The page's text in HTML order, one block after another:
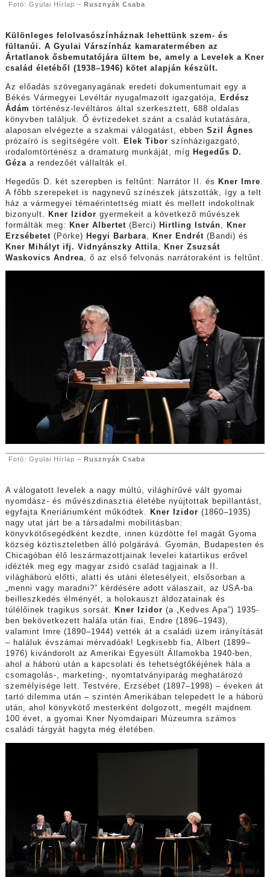
Fotó: Gyulai Hírlap – Rusznyák Csaba
Különleges felolvasószínháznak lehettünk szem- és
fültanúi. A Gyulai Várszínház kamaratermében az
Ártatlanok ősbemutatójára ültem be, amely a Levelek a Kner
család életéből (1938–1946) kötet alapján készült.
Az előadás szöveganyagának eredeti dokumentumait egy a
Békés Vármegyei Levéltár nyugalmazott igazgatója,
Erdész
Ádám történész-levéltáros által szerkesztett, 688 oldalas
könyvben találjuk. Ő évtizedeket szánt a család kutatására,
alaposan elvégezte a szakmai válogatást, ebben Szil Ágnes
prózaíró is segítségére volt.
Elek Tibor színházigazgató,
irodalomtörténész a dramaturg munkáját, míg Hegedűs D.
Gézaa rendezőét vállalták el.
Hegedűs D. két szerepben is feltűnt: Narrátor II. és Kner Imre
A főbb szerepeket is nagynevű színészek játszották, így a telt
ház a vármegyei témaérintettség miatt és mellett indokoltnak
bizonyult.
Kner Izidor gyermekeit a következő művészek
formálták meg:
Kner Albertet (Berci) Hirtling István
Kner
Erzsébetet (Pörke) Hegyi Barbara Kner Endrét (Bandi) és
Kner Mihályt ifj. Vidnyánszky Attila
Kner Zsuzsát
Waskovics Andrea , ő az első felvonás narrátoraként is feltűnt.
Fotó: Gyulai Hírlap – Rusznyák Csaba
A válogatott levelek a nagy múltú, világhírűvé vált gyomai
nyomdász- és művészdinasztia életébe nyújtottak bepillantást,
egyfajta Kneriáriumként működtek.
Kner Izidor (1860–1935)
nagy utat járt be a társadalmi mobilitásban:
könyvkötősegédként kezdte, innen küzdötte fel magát Gyoma
község köztiszteletben álló polgárává. Gyomán, Budapesten és
Chicagóban élő leszármazottjainak levelei katartikus erővel
idézték meg egy magyar zsidó család tagjainak a II.
világháború előtti, alatti és utáni életesélyeit, elsősorban a
„menni vagy maradni?” kérdésére adott válaszait, az USA-ba
beilleszkedés élményét, a holokauszt áldozatainak és
túlélőinek tragikus sorsát.
Kner Izidor (a „Kedves Apa”) 1935-
ben bekövetkezett halála után fiai, Endre (1896–1943),
valamint Imre (1890–1944) vették át a családi üzem irányítását
– haláluk évszámai mérvadóak! Legkisebb fia, Albert (1899–
1976) kivándorolt az Amerikai Egyesült Államokba 1940-ben,
ahol a háború után a kapcsolati és tehetségtőkéjének hála a
csomagolás-, marketing-, nyomtatványiparág meghatározó
személyisége lett. Testvére, Erzsébet (1897–1998) – éveken át
tartó dilemma után – szintén Amerikában telepedett le a háború
után, ahol könyvkötő mesterként dolgozott, megélt majdnem
100 évet, a gyomai Kner Nyomdaipari Múzeumra számos
családi tárgyát hagyta még életében.